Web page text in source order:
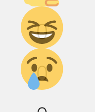
0
Дикий
смех!
0
Грусть :(